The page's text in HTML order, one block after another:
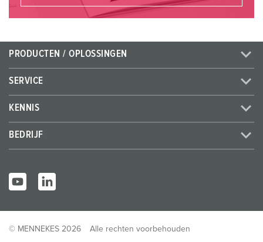
PRODUCTEN / OPLOSSINGEN
SERVICE
KENNIS
BEDRIJF
© MENNEKES 2026 Alle rechten voorbehouden